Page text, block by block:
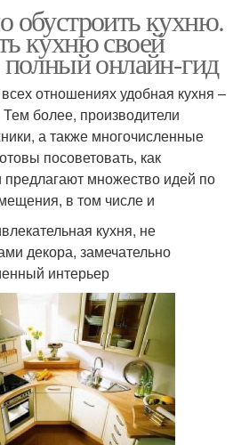
обустроить кухню.
кухню своей
онлайн-гид
отношениях удобная кухня –
более, производители
а также многочисленные
посоветовать, как
предлагают множество идей по
в том числе и
кухня, не
декора, замечательно
интерьер